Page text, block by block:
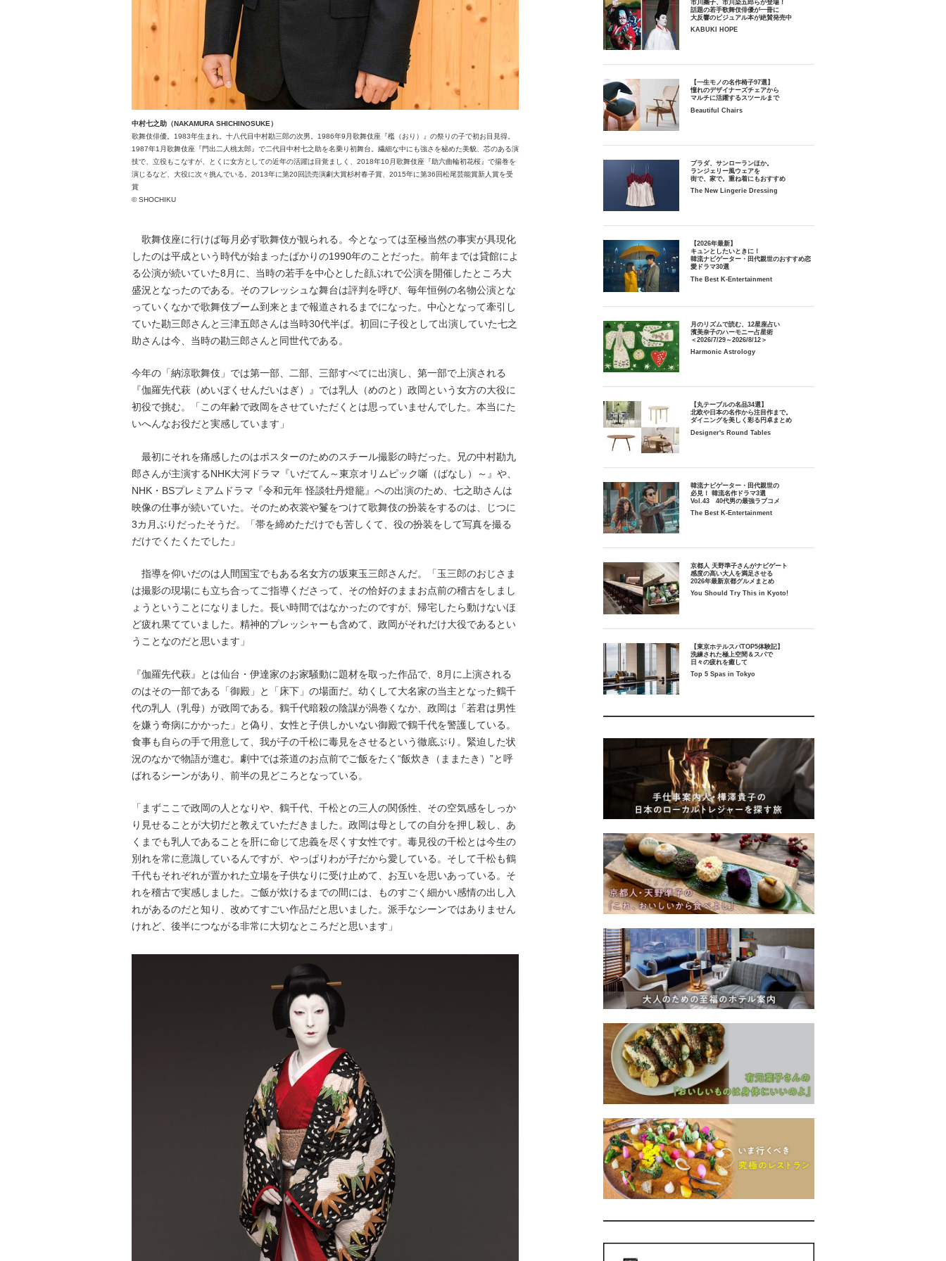
中村七之助（NAKAMURA SHICHINOSUKE）
歌舞伎俳優。1983年生まれ。十八代目中村勘三郎の次男。1986年9月歌舞伎座『檻（おり）』の祭りの子で初お目見得。
1987年1月歌舞伎座『門出二人桃太郎』で二代目中村七之助を名乗り初舞台。繊細な中にも強さを秘めた美貌、芯のある演
技で、立役もこなすが、とくに女方としての近年の活躍は目覚ましく、2018年10月歌舞伎座『助六曲輪初花桜』で揚巻を
演じるなど、大役に次々挑んでいる。2013年に第20回読売演劇大賞杉村春子賞、2015年に第36回松尾芸能賞新人賞を受
賞
© SHOCHIKU
歌舞伎座に行けば毎月必ず歌舞伎が観られる。今となっては至極当然の事実が具現化
したのは平成という時代が始まったばかりの1990年のことだった。前年までは貸館によ
る公演が続いていた8月に、当時の若手を中心とした顔ぶれで公演を開催したところ大
盛況となったのである。そのフレッシュな舞台は評判を呼び、毎年恒例の名物公演とな
っていくなかで歌舞伎ブーム到来とまで報道されるまでになった。中心となって牽引し
ていた勘三郎さんと三津五郎さんは当時30代半ば。初回に子役として出演していた七之
助さんは今、当時の勘三郎さんと同世代である。
今年の「納涼歌舞伎」では第一部、二部、三部すべてに出演し、第一部で上演される
『伽羅先代萩（めいぼくせんだいはぎ）』では乳人（めのと）政岡という女方の大役に
初役で挑む。「この年齢で政岡をさせていただくとは思っていませんでした。本当にた
いへんなお役だと実感しています」
最初にそれを痛感したのはポスターのためのスチール撮影の時だった。兄の中村勘九
郎さんが主演するNHK大河ドラマ『いだてん～東京オリムピック噺（ばなし）～』や、
NHK・BSプレミアムドラマ『令和元年 怪談牡丹燈籠』への出演のため、七之助さんは
映像の仕事が続いていた。そのため衣裳や鬘をつけて歌舞伎の扮装をするのは、じつに
3カ月ぶりだったそうだ。「帯を締めただけでも苦しくて、役の扮装をして写真を撮る
だけでくたくたでした」
指導を仰いだのは人間国宝でもある名女方の坂東玉三郎さんだ。「玉三郎のおじさま
は撮影の現場にも立ち合ってご指導くださって、その恰好のままお点前の稽古をしまし
ょうということになりました。長い時間ではなかったのですが、帰宅したら動けないほ
ど疲れ果てていました。精神的プレッシャーも含めて、政岡がそれだけ大役であるとい
うことなのだと思います」
『伽羅先代萩』とは仙台・伊達家のお家騒動に題材を取った作品で、8月に上演される
のはその一部である「御殿」と「床下」の場面だ。幼くして大名家の当主となった鶴千
代の乳人（乳母）が政岡である。鶴千代暗殺の陰謀が渦巻くなか、政岡は「若君は男性
を嫌う奇病にかかった」と偽り、女性と子供しかいない御殿で鶴千代を警護している。
食事も自らの手で用意して、我が子の千松に毒見をさせるという徹底ぶり。緊迫した状
況のなかで物語が進む。劇中では茶道のお点前でご飯をたく“飯炊き（ままたき）”と呼
ばれるシーンがあり、前半の見どころとなっている。
「まずここで政岡の人となりや、鶴千代、千松との三人の関係性、その空気感をしっか
り見せることが大切だと教えていただきました。政岡は母としての自分を押し殺し、あ
くまでも乳人であることを肝に命じて忠義を尽くす女性です。毒見役の千松とは今生の
別れを常に意識しているんですが、やっぱりわが子だから愛している。そして千松も鶴
千代もそれぞれが置かれた立場を子供なりに受け止めて、お互いを思いあっている。そ
れを稽古で実感しました。ご飯が炊けるまでの間には、ものすごく細かい感情の出し入
れがあるのだと知り、改めてすごい作品だと思いました。派手なシーンではありません
けれど、後半につながる非常に大切なところだと思います」
市川團子、市川染五郎らが登場！
話題の若手歌舞伎俳優が一冊に
大反響のビジュアル本が絶賛発売中
KABUKI HOPE
【一生モノの名作椅子97選】
憧れのデザイナーズチェアから
マルチに活躍するスツールまで
Beautiful Chairs
プラダ、サンローランほか。
ランジェリー風ウェアを
街で、家で。重ね着にもおすすめ
The New Lingerie Dressing
【2026年最新】
キュンとしたいときに！
韓流ナビゲーター・田代親世のおすすめ恋
愛ドラマ30選
The Best K-Entertainment
月のリズムで読む、12星座占い
濱美奈子のハーモニー占星術
＜2026/7/29～2026/8/12＞
Harmonic Astrology
【丸テーブルの名品34選】
北欧や日本の名作から注目作まで。
ダイニングを美しく彩る円卓まとめ
Designer's Round Tables
韓流ナビゲーター・田代親世の
必見！ 韓流名作ドラマ3選
Vol.43 40代男の最強ラブコメ
The Best K-Entertainment
京都人 天野準子さんがナビゲート
感度の高い大人を満足させる
2026年最新京都グルメまとめ
You Should Try This in Kyoto!
【東京ホテルスパTOP5体験記】
洗練された極上空間＆スパで
日々の疲れを癒して
Top 5 Spas in Tokyo